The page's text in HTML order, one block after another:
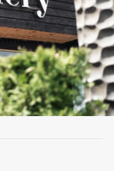
И
И УДОБРЕНИЯ